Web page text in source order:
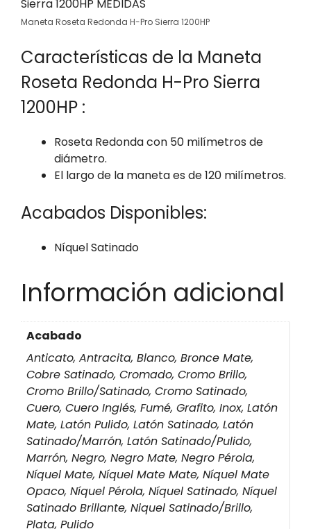
Maneta Roseta Redonda H-Pro Sierra 1200HP
Características de la Maneta
Roseta Redonda H-Pro Sierra
1200HP :
Roseta Redonda con 50 milímetros de
diámetro.
El largo de la maneta es de 120 milímetros.
Acabados Disponibles:
Níquel Satinado
Información adicional
Acabado
Anticato, Antracita, Blanco, Bronce Mate,
Cobre Satinado, Cromado, Cromo Brillo,
Cromo Brillo/Satinado, Cromo Satinado,
Cuero, Cuero Inglés, Fumé, Grafito, Inox, Latón
Mate, Latón Pulido, Latón Satinado, Latón
Satinado/Marrón, Latón Satinado/Pulido,
Marrón, Negro, Negro Mate, Negro Pérola,
Níquel Mate, Níquel Mate Mate, Níquel Mate
Opaco, Níquel Pérola, Níquel Satinado, Níquel
Satinado Brillante, Niquel Satinado/Brillo,
Plata, Pulido